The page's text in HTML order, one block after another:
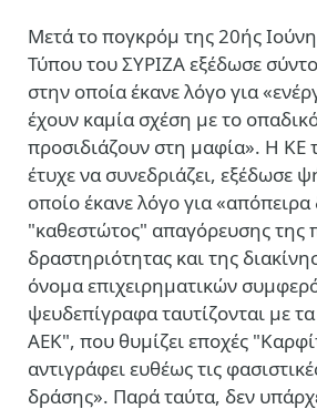
Μετά το πογκρόμ της 20ής
Τύπου του ΣΥΡΙΖΑ εξέδωσε
στην οποία έκανε λόγο για
έχουν καμία σχέση με το
προσιδιάζουν στη μαφία». Η ΚΕ
έτυχε να συνεδριάζει, εξέδωσε
οποίο έκανε λόγο για
"καθεστώτος" απαγόρευσης της
δραστηριότητας και της
όνομα επιχειρηματικών
ψευδεπίγραφα ταυτίζονται με
ΑΕΚ", που θυμίζει εποχές
αντιγράφει ευθέως τις
δράσης». Παρά ταύτα, δεν